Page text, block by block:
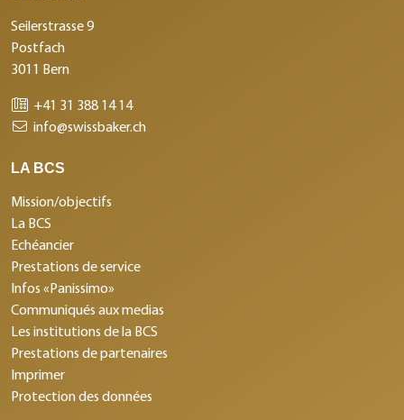
Seilerstrasse 9
Postfach
3011 Bern
+41 31 388 14 14
info@swissbaker.ch
LA BCS
Mission/objectifs
La BCS
Echéancier
Prestations de service
Infos «Panissimo»
Communiqués aux medias
Les institutions de la BCS
Prestations de partenaires
Imprimer
Protection des données